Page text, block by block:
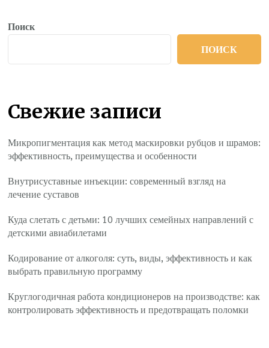
Поиск
ПОИСК
Свежие записи
Микропигментация как метод маскировки рубцов и шрамов:
эффективность, преимущества и особенности
Внутрисуставные инъекции: современный взгляд на
лечение суставов
Куда слетать с детьми: 10 лучших семейных направлений с
детскими авиабилетами
Кодирование от алкоголя: суть, виды, эффективность и как
выбрать правильную программу
Круглогодичная работа кондиционеров на производстве: как
контролировать эффективность и предотвращать поломки